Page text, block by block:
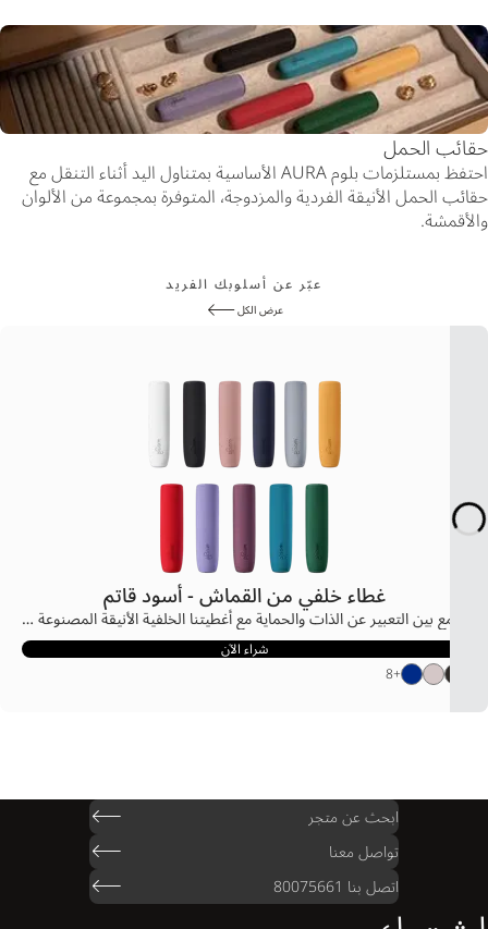
حقائب الحمل
احتفظ بمستلزمات بلوم AURA الأساسية بمتناول اليد أثناء التنقل مع
حقائب الحمل الأنيقة الفردية والمزدوجة، المتوفرة بمجموعة من الألوان
والأقمشة.
عبّر عن أسلوبك الفريد
عرض الكل
غطاء خلفي من القماش - أسود قاتم
اجمع بين التعبير عن الذات والحماية مع أغطيتنا الخلفية الأنيقة المصنوعة من القماش، والمصممة لتتناسب تمامًا مع مجموعة ألوان اللوحات الأمامية. تتصل الأغطية الخلفية بسهولة بجهازك وتُثبت بإحكام لحمايته من الصدمات والضربات والخدوش السطحية. ستستمتع بإمساك أفضل للجهاز بفضل ملمس القماش الحسي للغطاء الخلفي، ويمكنك شحن جهاز Ploom AURA بسهولة دون الحاجة لإزالة الغطاء. بدّل الغطاء الخلفي خلال ثوانٍ ليتناسب مع أي مناسبة، ونسّقه مع لوحة أمامية مطابقة – أو متباينة – لتجربة تعبّر عنك بشكل ممتاز.
شراء الآن
+
8
ابحث عن متجر
تواصل معنا
اتصل بنا 80075661